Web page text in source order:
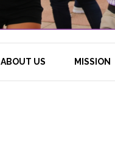
ABOUT US MISSION